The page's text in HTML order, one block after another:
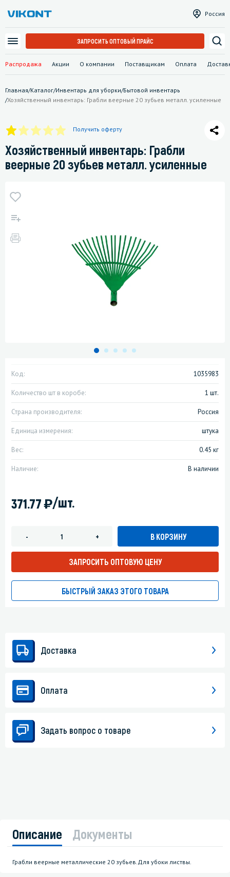
Распродажа Акции О компании Поставщикам Оплата
Россия
ЗАПРОСИТЬ ОПТОВЫЙ ПРАЙС
Главная/Каталог/Инвентарь для уборки/Бытовой инвентарь
/Хозяйственный инвентарь: Грабли веерные 20 зубьев металл. усиленные
Получить оферту
Хозяйственный инвентарь: Грабли
веерные 20 зубьев металл. усиленные
Код: 1035983
Количество шт в коробе: 1 шт.
Страна производителя: Россия
Единица измерения: штука
Вес: 0.45 кг
Наличие: В наличии
371.77)/шт.
- + В КОРЗИНУ
ЗАПРОСИТЬ ОПТОВУЮ ЦЕНУ
БЫСТРЫЙ ЗАКАЗ ЭТОГО ТОВАРА
Доставка
Оплата
Задать вопрос о товаре
Описание Документы
Грабли веерные металлические 20 зубьев.Для убоки листвы.